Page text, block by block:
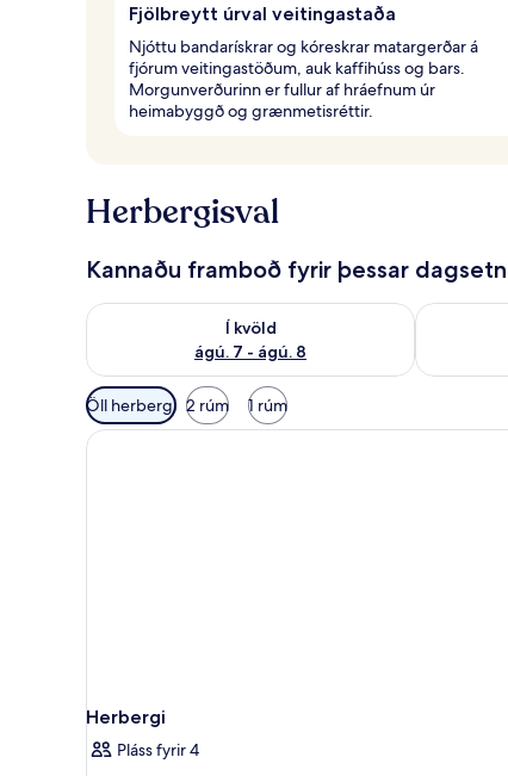
Fjölbreytt úrval veitingastaða
Njóttu bandarískrar og kóreskrar matargerðar á
fjórum veitingastöðum, auk kaffihúss og bars.
Morgunverðurinn er fullur af hráefnum úr
heimabyggð og grænmetisréttir.
Herbergisval
Kannaðu framboð fyrir þessar
Í kvöld
ágú. 7 - ágú. 8
Athuga framboð í kvöld ágú. 7 - ágú. 8Athuga
Síur
í
boði
Öll herbergi 2 rúm 1 rúm
Herbergi
Pláss fyrir 4